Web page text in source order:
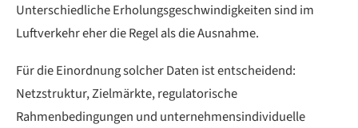
Unterschiedliche Erholungsgeschwindigkeiten sind im
Luftverkehr eher die Regel als die Ausnahme.
Für die Einordnung solcher Daten ist entscheidend:
Netzstruktur, Zielmärkte, regulatorische
Rahmenbedingungen und unternehmensindividuelle